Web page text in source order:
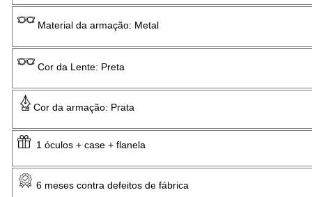
Material da armação: Metal
Cor da Lente: Preta
Cor da armação: Prata
1 óculos + case + flanela
6 meses contra defeitos de fábrica